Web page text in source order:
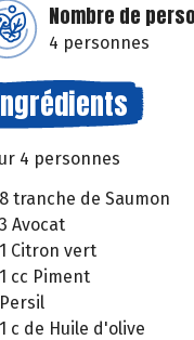
Nombre de
4 personnes
4 personnes
8 tranche de Saumon
3 Avocat
1 Citron vert
1 cc Piment
Persil
1 c de Huile d'olive